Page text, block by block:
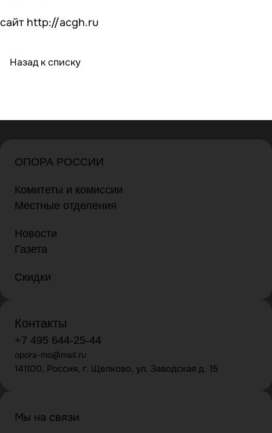
сайт http://acgh.ru
Назад к списку
ОПОРА РОССИИ
Комитеты и комиссии
Местные отделения
Новости
Газета
Скидки
Контакты
+7 495 644-25-44
opora-mo@mail.ru
141100, Россия, г. Щелково, ул. Заводская д. 15
Мы на связи